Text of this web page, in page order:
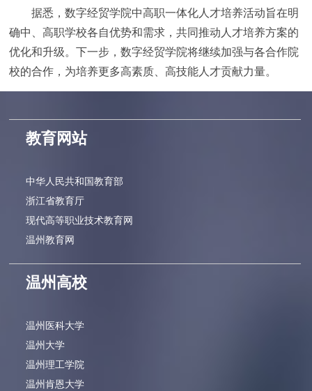
据悉，数字经贸学院中高职一体化人才培养活动旨在明
确中、高职学校各自优势和需求，共同推动人才培养方案的
优化和升级。下一步，数字经贸学院将继续加强与各合作院
校的合作，为培养更多高素质、高技能人才贡献力量。
教育网站
中华人民共和国教育部
浙江省教育厅
现代高等职业技术教育网
温州教育网
温州高校
温州医科大学
温州大学
温州理工学院
温州肯恩大学